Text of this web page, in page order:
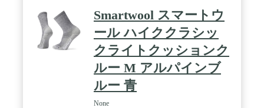
Smartwool スマートウ
ール ハイククラシッ
クライトクッションク
ルー M アルパインブ
ルー 青
None